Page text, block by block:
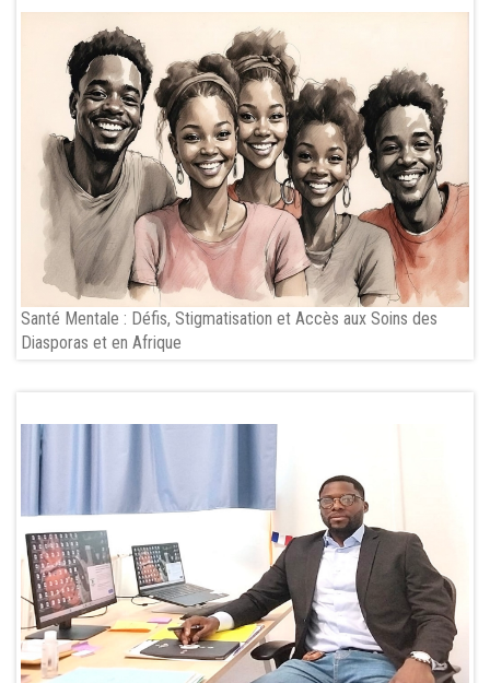
Santé Mentale : Défis, Stigmatisation et Accès aux Soins des
Diasporas et en Afrique